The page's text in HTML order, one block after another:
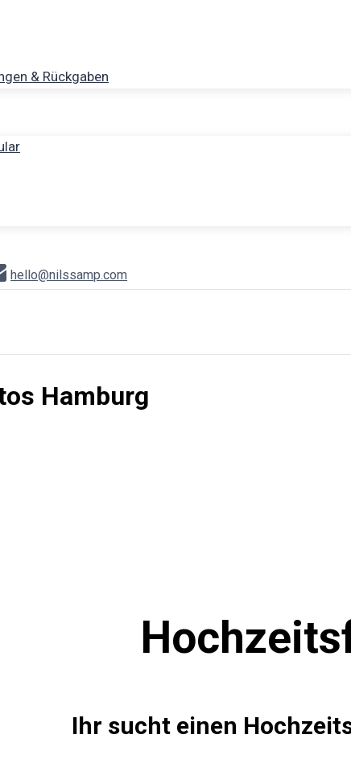
& Rückgaben
hello@nilssamp.com
Hamburg
Ihr sucht einen